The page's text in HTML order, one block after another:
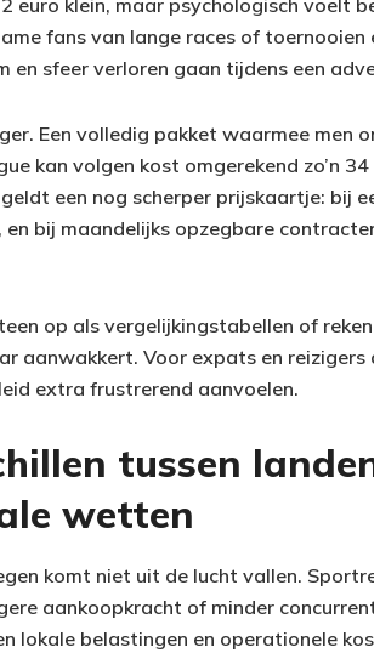
euro klein, maar psychologisch voelt
fans van lange races of toernooien
sfeer verloren gaan tijdens een
Een volledig pakket waarmee men
kan volgen kost omgerekend zo’n
een nog scherper prijskaartje: bij
bij maandelijks opzegbare
op als vergelijkingstabellen of
aanwakkert. Voor expats en reizigers
extra frustrerend aanvoelen.
tussen
wetten
komt niet uit de lucht vallen.
aankoopkracht of minder
lokale belastingen en operationele